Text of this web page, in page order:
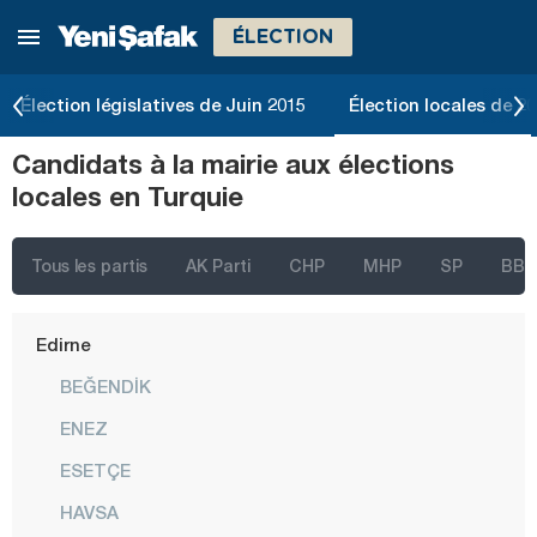
ÉLECTION
Élection législatives de Juin 2015 Élection locales de
Candidats à la mairie aux élections
locales en Turquie
Tous les partis AK Parti CHP MHP SP BBP
Bursa
Çorum
Denizli
Düzce
Edirne
BEĞENDİK
ENEZ
ESETÇE
HAVSA